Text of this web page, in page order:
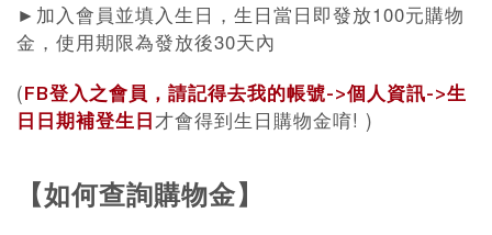
► 加入會員並填入生日，生日當日即發放100元購物
金，使用期限為發放後30天內
(FB登入之會員，請記得去我的帳號->個人資訊->生
日日期補登生日才會得到生日購物金唷! )
【如何查詢購物金】